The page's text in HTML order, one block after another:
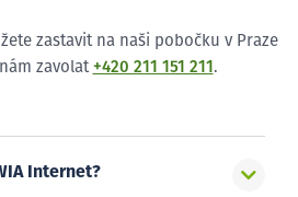
zastavit na naši pobočku v Praze
zavolat +420 211 151 211 .
Internet?